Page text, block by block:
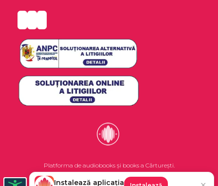
Platforma de audiobooks și books a Cărturești.
Instalează aplicația